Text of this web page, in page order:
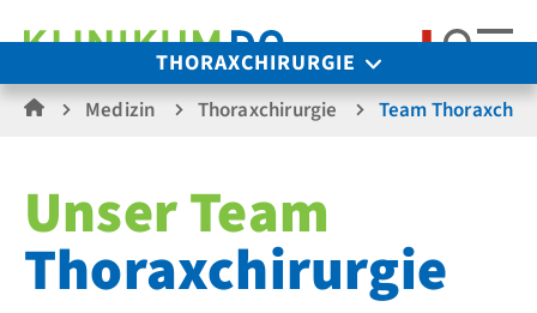
THORAXCHIRURGIE
Medizin Thoraxchirurgie Team
Unser Team
Thoraxchirurgie